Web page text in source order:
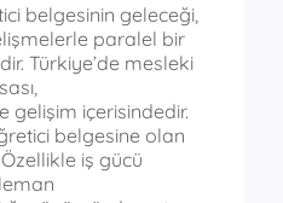
belgesinin geleceği,
paralel bir
Türkiye’de mesleki
gelişim içerisindedir.
belgesine olan
iş gücü